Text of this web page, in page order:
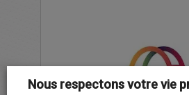
LE PROJET SOCIO-ÉDUCATIF
PARTENAIRES
Nous respectons votre vie